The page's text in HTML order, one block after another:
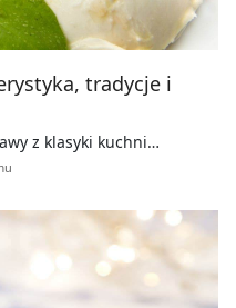
tradycje i
z klasyki kuchni…